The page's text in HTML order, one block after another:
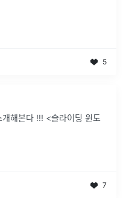
5
해본다 !!! <슬라이딩 윈도
7